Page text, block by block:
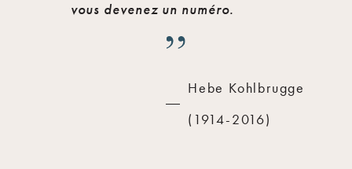
vous devenez un numéro.
Hebe Kohlbrugge
(1914-2016)